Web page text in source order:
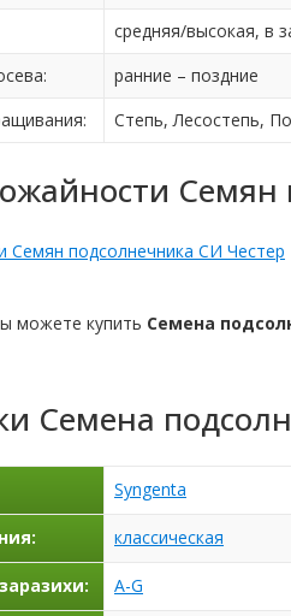
средняя/высокая, в
ранние – поздние
Степь, Лесостепь,
можете купить Семена
Семена
Syngenta
классическая
A-G